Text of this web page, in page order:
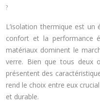
?
L’isolation thermique est
confort et la performance
matériaux dominent le
verre. Bien que tous deux
présentent des
rend le choix entre eux
et durable.